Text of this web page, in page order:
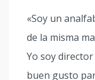
«Soy un
de la misma
Yo soy
buen gusto